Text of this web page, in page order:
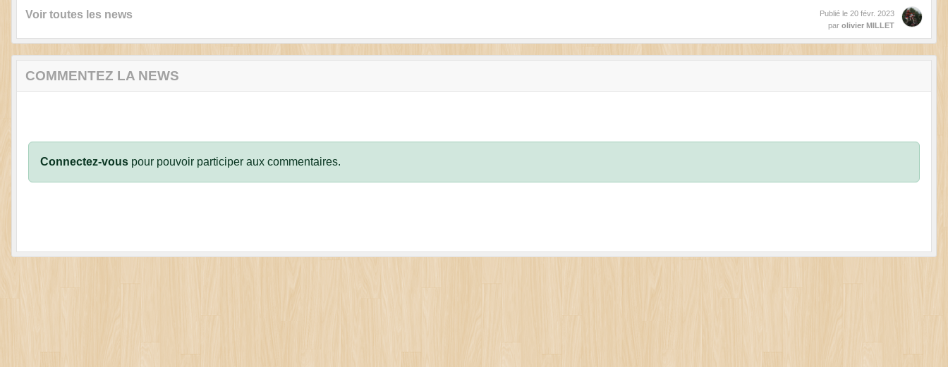
Voir toutes les news Publié le 20 févr. 2023
par olivier MILLET
COMMENTEZ LA NEWS
Connectez-vous pour pouvoir participer aux commentaires.